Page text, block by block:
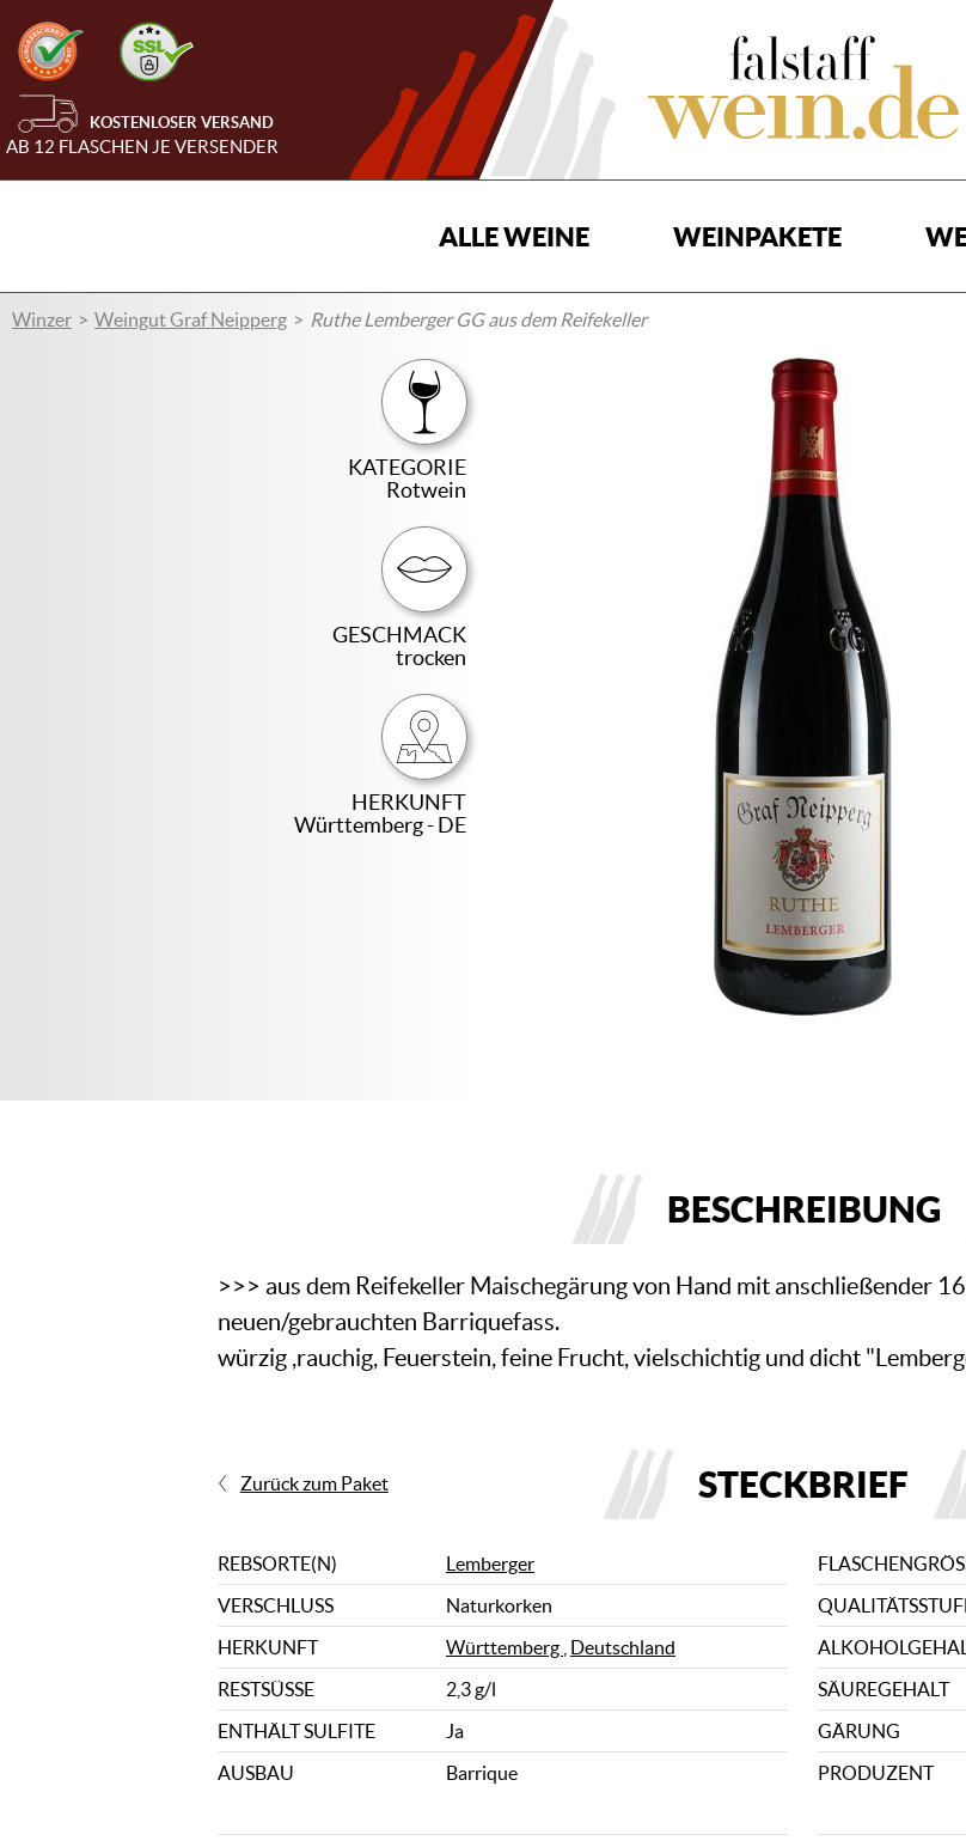
KOSTENLOSER VERSAND
AB 12 FLASCHEN JE VERSENDER
ALLE WEINE WEINPAKETE
Winzer Weingut Graf Neipperg Ruthe Lemberger GG aus dem Reifekeller
KATEGORIE
Rotwein
GESCHMACK
trocken
HERKUNFT
Württemberg - DE
BESCHREIBUNG
>>> aus dem Reifekeller Maischegärung von Hand mit anschließender
neuen/gebrauchten Barriquefass.
würzig ,rauchig, Feuerstein, feine Frucht, vielschichtig und dicht
STECKBRIEF
Zurück zum Paket
REBSORTE(N) Lemberger
VERSCHLUSS
Naturkorken
HERKUNFT
Württemberg Deutschland
RESTSÜSSE
2,3 g/l SÄUREGEHALT
ENTHÄLT SULFITE
Ja GÄRUNG
AUSBAU
Barrique PRODUZENT